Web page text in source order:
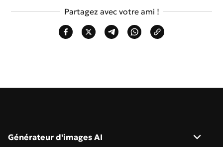
Partagez avec votre ami !
Générateur d'images AI